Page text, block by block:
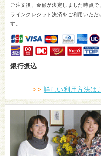
ご注文後、金額が決定しました時点で
ラインクレジット決済をご利用いただ
す。
銀行振込
>> 詳しい利用方法は